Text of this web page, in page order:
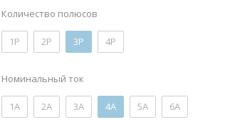
Количество полюсов
1P 2P 3P 4P
Номинальный ток
1А 2А 3А 4А 5А 6А